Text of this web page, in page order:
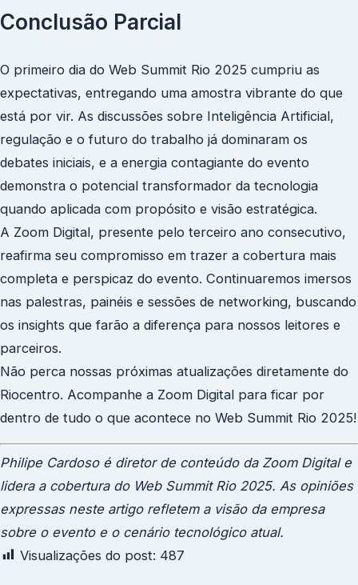
Conclusão Parcial
O primeiro dia do Web Summit Rio 2025 cumpriu as
expectativas, entregando uma amostra vibrante do que
está por vir. As discussões sobre Inteligência Artificial,
regulação e o futuro do trabalho já dominaram os
debates iniciais, e a energia contagiante do evento
demonstra o potencial transformador da tecnologia
quando aplicada com propósito e visão estratégica.
A Zoom Digital, presente pelo terceiro ano consecutivo,
reafirma seu compromisso em trazer a cobertura mais
completa e perspicaz do evento. Continuaremos imersos
nas palestras, painéis e sessões de networking, buscando
os insights que farão a diferença para nossos leitores e
parceiros.
Não perca nossas próximas atualizações diretamente do
Riocentro. Acompanhe a Zoom Digital para ficar por
dentro de tudo o que acontece no Web Summit Rio 2025!
Philipe Cardoso é diretor de conteúdo da Zoom Digital e
lidera a cobertura do Web Summit Rio 2025. As opiniões
expressas neste artigo refletem a visão da empresa
sobre o evento e o cenário tecnológico atual.
Visualizações do post: 487